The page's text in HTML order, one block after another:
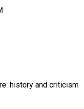
history and criticism